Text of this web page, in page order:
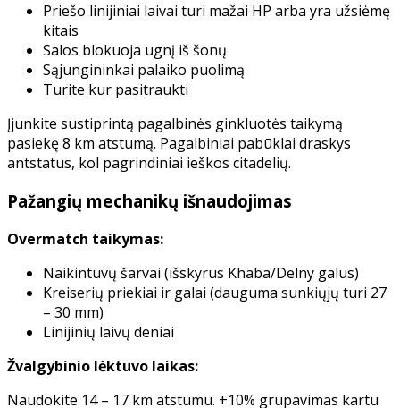
Priešo linijiniai laivai turi mažai HP arba yra užsiėmę
kitais
Salos blokuoja ugnį iš šonų
Sąjungininkai palaiko puolimą
Turite kur pasitraukti
Įjunkite sustiprintą pagalbinės ginkluotės taikymą
pasiekę 8 km atstumą. Pagalbiniai pabūklai draskys
antstatus, kol pagrindiniai ieškos citadelių.
Pažangių mechanikų išnaudojimas
Overmatch taikymas:
Naikintuvų šarvai (išskyrus Khaba/Delny galus)
Kreiserių priekiai ir galai (dauguma sunkiųjų turi 27
– 30 mm)
Linijinių laivų deniai
Žvalgybinio lėktuvo laikas:
Naudokite 14 – 17 km atstumu. +10% grupavimas kartu